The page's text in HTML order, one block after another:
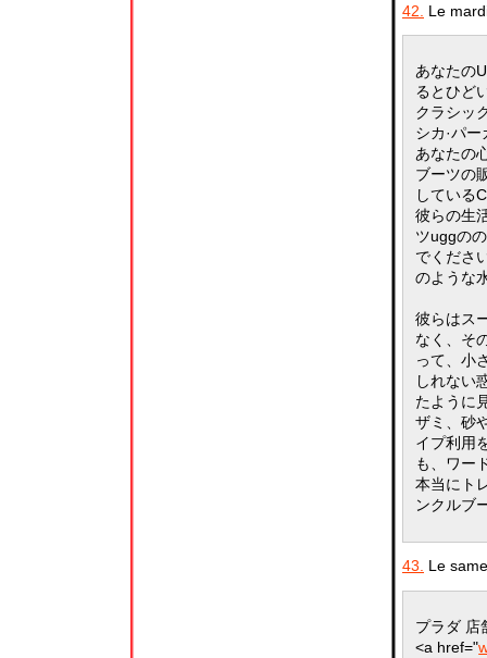
42. Le
あなたの
るとひど
クラシッ
シカ·パ
あなたの
ブーツの
している
彼らの生
ツuggの
でくださ
のような
彼らはス
なく、そ
って、小
しれない
たように
ザミ、砂
イプ利用
も、ワー
本当にト
ンクルブ
43. Le
プラダ 店
<a href="